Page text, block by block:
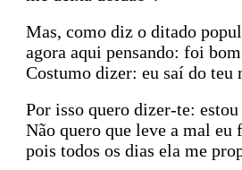
Mas, como diz o ditado
agora aqui pensando: foi
Costumo dizer: eu saí do teu
Por isso quero dizer-te:
Não quero que leve a mal
pois todos os dias ela me